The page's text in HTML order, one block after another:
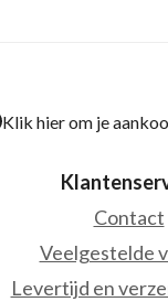
Klik hier om je
Contact
Veelgestelde
Levertijd en